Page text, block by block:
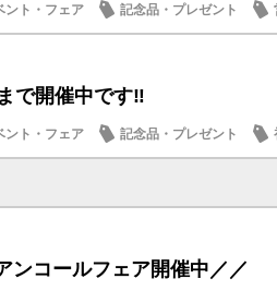
ント・フェア 記念品・プレゼント
他
で開催中です‼️
ント・フェア 記念品・プレゼント
の情報
ンコールフェア開催中／／